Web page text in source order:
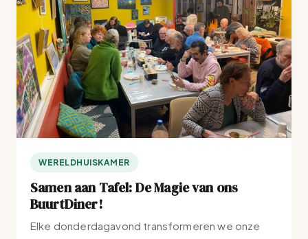
WERELDHUISKAMER
Samen aan Tafel: De Magie van ons
BuurtDiner!
Elke donderdagavond transformeren we onze